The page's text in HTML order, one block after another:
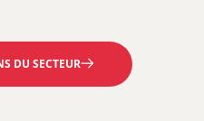
DU SECTEUR